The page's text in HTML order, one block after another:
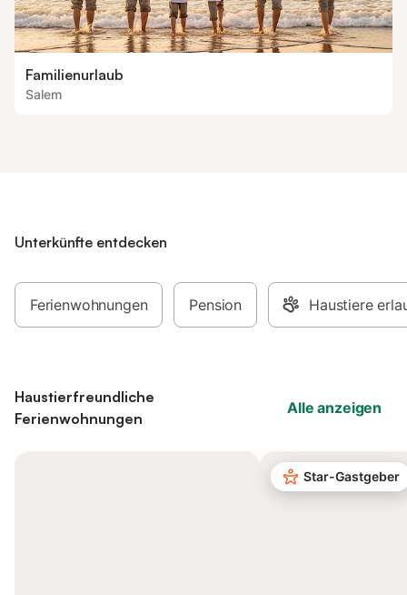
Familienurlaub
Salem
Unterkünfte entdecken
Ferienwohnungen Pension Haustiere
Haustierfreundliche
Ferienwohnungen
Alle anzeigen
Star-Gastgeber